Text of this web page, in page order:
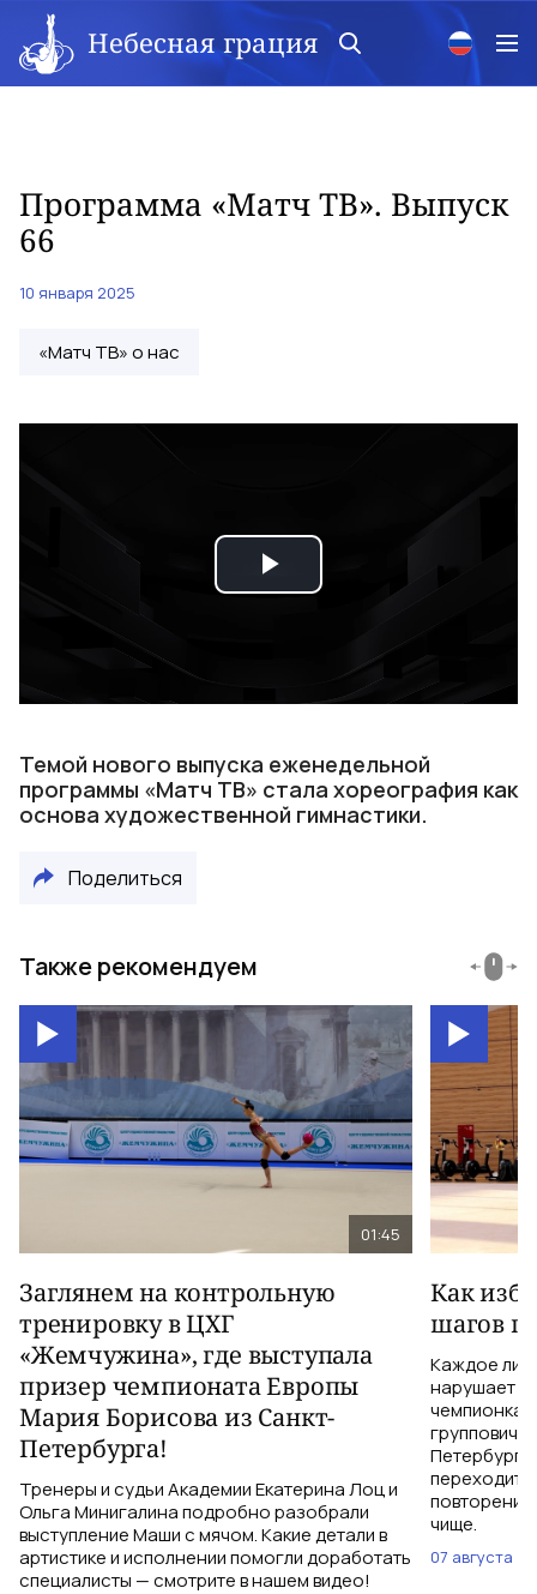
Небесная грация
Программа «Матч ТВ». Выпуск
66
10 января 2025
«Матч ТВ» о нас
Play
Темой нового выпуска еженедельной
программы «Матч ТВ» стала хореография как
основа художественной гимнастики.
Поделиться
Также рекомендуем
01:45
Заглянем на контрольную
тренировку в ЦХГ
«Жемчужина», где выступала
призер чемпионата Европы
Мария Борисова из Санкт-
Петербурга!
Тренеры и судьи Академии Екатерина Лоц и
Ольга Минигалина подробно разобрали
выступление Маши с мячом. Какие детали в
артистике и исполнении помогли доработать
специалисты — смотрите в нашем видео!
Как
шагов
Каждое
нарушает
чемпионка
повторений
чище.
07 августа